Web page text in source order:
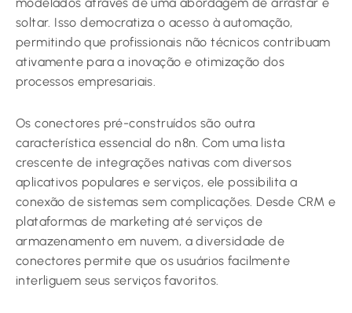
soltar. Isso democratiza o acesso à automação,
permitindo que profissionais não técnicos contribuam
ativamente para a inovação e otimização dos
processos empresariais.
Os conectores pré-construídos são outra
característica essencial do n8n. Com uma lista
crescente de integrações nativas com diversos
aplicativos populares e serviços, ele possibilita a
conexão de sistemas sem complicações. Desde CRM e
plataformas de marketing até serviços de
armazenamento em nuvem, a diversidade de
conectores permite que os usuários facilmente
interliguem seus serviços favoritos.